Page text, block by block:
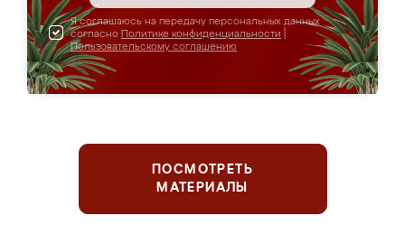
Я соглашаюсь на передачу персональных данных
согласно Политике конфиденциальности
Пользовательскому соглашению
ПОСМОТРЕТЬ
МАТЕРИАЛЫ